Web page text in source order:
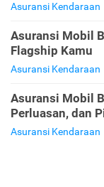
Asuransi Kendaraan
Asuransi Mobil
Flagship Kamu
Asuransi Kendaraan
Asuransi Mobil
Perluasan, dan
Asuransi Kendaraan